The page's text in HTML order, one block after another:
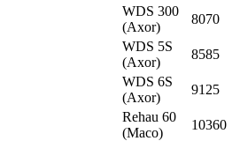
WDS 300
(Axor)
8070
WDS 5S
(Axor)
8585
WDS 6S
(Axor)
9125
Rehau 60
(Maco)
10360